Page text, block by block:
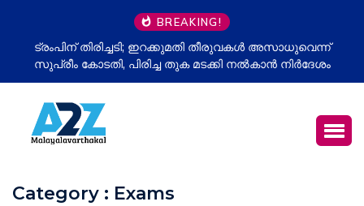
BREAKING!
ട്രംപിന് തിരിച്ചടി; ഇറക്കുമതി തീരുവകൾ അസാധുവെന്ന്
സുപ്രീം കോടതി, പിരിച്ച തുക മടക്കി നൽകാൻ നിർദേശം
Category : Exams